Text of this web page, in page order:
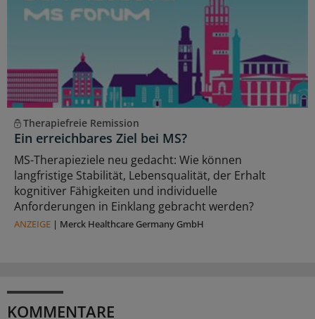
Therapiefreie Remission
Ein erreichbares Ziel bei MS?
MS-Therapieziele neu gedacht: Wie können
langfristige Stabilität, Lebensqualität, der Erhalt
kognitiver Fähigkeiten und individuelle
Anforderungen in Einklang gebracht werden?
ANZEIGE | Merck Healthcare Germany GmbH
KOMMENTARE